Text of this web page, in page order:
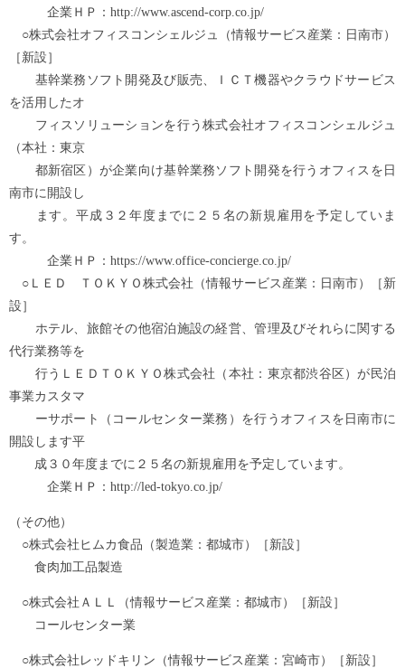
企業ＨＰ：http://www.ascend-corp.co.jp/
○株式会社オフィスコンシェルジュ（情報サービス産業：日南市）
［新設］
基幹業務ソフト開発及び販売、ＩＣＴ機器やクラウドサービス
を活用したオ
フィスソリューションを行う株式会社オフィスコンシェルジュ
（本社：東京
都新宿区）が企業向け基幹業務ソフト開発を行うオフィスを日
南市に開設し
ます。平成３２年度までに２５名の新規雇用を予定していま
す。
企業ＨＰ：https://www.office-concierge.co.jp/
○ＬＥＤ ＴＯＫＹＯ株式会社（情報サービス産業：日南市）［新
設］
ホテル、旅館その他宿泊施設の経営、管理及びそれらに関する
代行業務等を
行うＬＥＤＴＯＫＹＯ株式会社（本社：東京都渋谷区）が民泊
事業カスタマ
ーサポート（コールセンター業務）を行うオフィスを日南市に
開設します平
成３０年度までに２５名の新規雇用を予定しています。
企業ＨＰ：http://led-tokyo.co.jp/
（その他）
○株式会社ヒムカ食品（製造業：都城市）［新設］
食肉加工品製造
○株式会社ＡＬＬ（情報サービス産業：都城市）［新設］
コールセンター業
○株式会社レッドキリン（情報サービス産業：宮崎市）［新設］